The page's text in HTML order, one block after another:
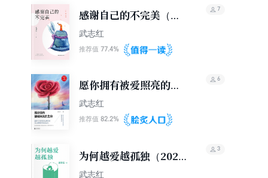
感谢自己的不完美（升
级版）
武志红
推荐值 77.4%
7
愿你拥有被爱照亮的生
命
武志红
推荐值 82.2%
6
为何越爱越孤独（2023
版）
武志红
3